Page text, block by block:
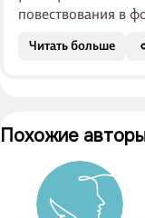
повествования в
историй и
разложенных на
Читать больше
Похожие